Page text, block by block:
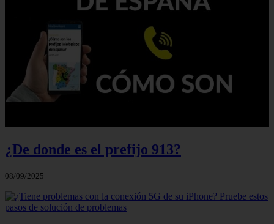
¿De donde es el prefijo 913?
08/09/2025